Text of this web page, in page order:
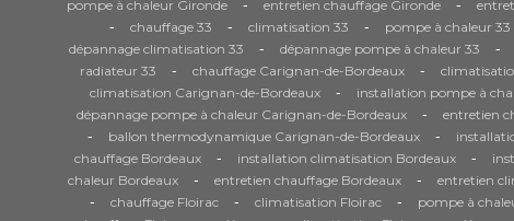
pompe à chaleur Gironde
entretien chauffage Gironde
- chauffage 33 - climatisation 33 - pompe à chaleur 33
dépannage climatisation 33 - dépannage pompe à chaleur 33 -
radiateur 33
- chauffage Carignan-de-Bordeaux -
climatisation Carignan-de-Bordeaux
- installation pompe à
dépannage pompe à chaleur Carignan-de-Bordeaux - entretien
- ballon thermodynamique Carignan-de-Bordeaux -
chauffage Bordeaux
- installation climatisation Bordeaux -
chaleur Bordeaux
- entretien chauffage Bordeaux - entretien
- chauffage Floirac - climatisation Floirac - pompe à